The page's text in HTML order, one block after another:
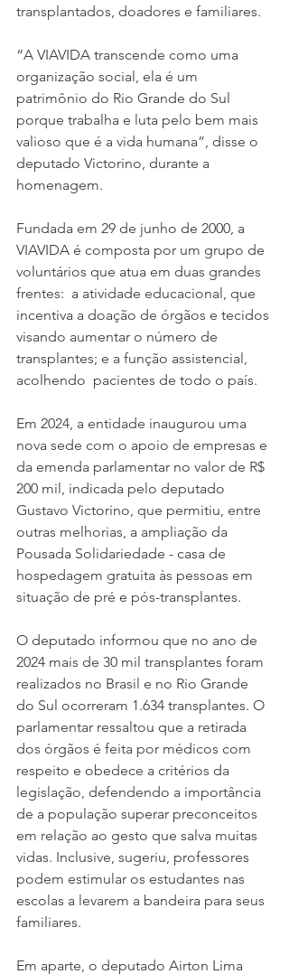
transplantados, doadores e familiares.
“A VIAVIDA transcende como uma
organização social, ela é um
patrimônio do Rio Grande do Sul
porque trabalha e luta pelo bem mais
valioso que é a vida humana”, disse o
deputado Victorino, durante a
homenagem.
Fundada em 29 de junho de 2000, a
VIAVIDA é composta por um grupo de
voluntários que atua em duas grandes
frentes:  a atividade educacional, que
incentiva a doação de órgãos e tecidos
visando aumentar o número de
transplantes; e a função assistencial,
acolhendo  pacientes de todo o país.
Em 2024, a entidade inaugurou uma
nova sede com o apoio de empresas e
da emenda parlamentar no valor de R$
200 mil, indicada pelo deputado
Gustavo Victorino, que permitiu, entre
outras melhorias, a ampliação da
Pousada Solidariedade - casa de
hospedagem gratuita às pessoas em
situação de pré e pós-transplantes.
O deputado informou que no ano de
2024 mais de 30 mil transplantes foram
realizados no Brasil e no Rio Grande
do Sul ocorreram 1.634 transplantes. O
parlamentar ressaltou que a retirada
dos órgãos é feita por médicos com
respeito e obedece a critérios da
legislação, defendendo a importância
de a população superar preconceitos
em relação ao gesto que salva muitas
vidas. Inclusive, sugeriu, professores
podem estimular os estudantes nas
escolas a levarem a bandeira para seus
familiares.
Em aparte, o deputado Airton Lima